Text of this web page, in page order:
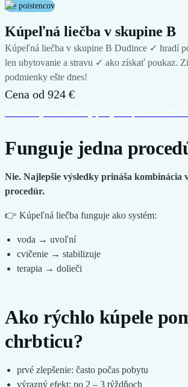
Pre poistencov
Kúpeľná liečba v skupine B
Kúpeľná liečba v skupine B Dudince ✓ hradí
len ubytovanie a stravu ✓ ako získať poukaz.
podmienky ešte dnes!
Cena od 924 €
Funguje jedna
Nie. Najlepšie výsledky prináša kombinácia
procedúr.
👉 Kúpeľná liečba funguje ako systém:
voda → uvoľní
cvičenie → stabilizuje
terapia → dolieči
Ako rýchlo kúpele
chrbticu?
prvé zlepšenie: často počas pobytu
výrazný efekt: po 2 – 3 týždňoch